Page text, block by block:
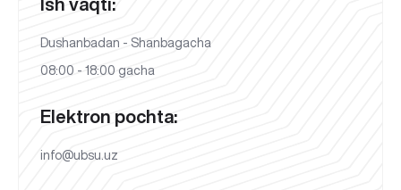
Ish vaqti:
Dushanbadan - Shanbagacha
08:00 - 18:00 gacha
Elektron pochta:
info@ubsu.uz